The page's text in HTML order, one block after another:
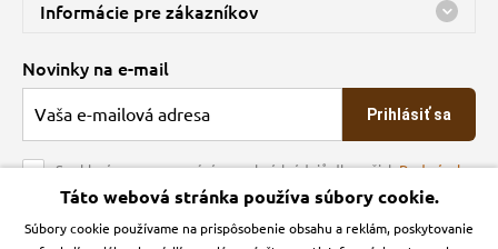
Predajňa a sklad Kbely
Bohužiaľ, momentálne máme zatvorené
Informácie pre zákazníkov
O spoločnosti
Veľkoobchod
Obchodné podmienky
Kontakt
Podmienky ochrany osobných údajov
Novinky na e-mail
Prihlásiť sa
Souhlasím se zpracováním osobních údajů dle našichPodmínek
ochrany osobních údajů
Krmiva Pučálka na sociálnych sieťach
Táto webová stránka používa súbory cookie.
Súbory cookie používame na prispôsobenie obsahu a reklám, poskytovanie